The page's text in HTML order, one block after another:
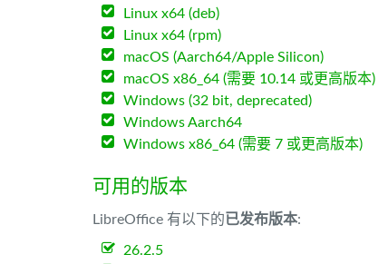
Linux x64 (deb)
Linux x64 (rpm)
macOS (Aarch64/Apple Silicon)
macOS x86_64 (需要 10.14 或更高版本)
Windows (32 bit, deprecated)
Windows Aarch64
Windows x86_64 (需要 7 或更高版本)
可用的版本
LibreOffice 有以下的已发布版本:
26.2.5